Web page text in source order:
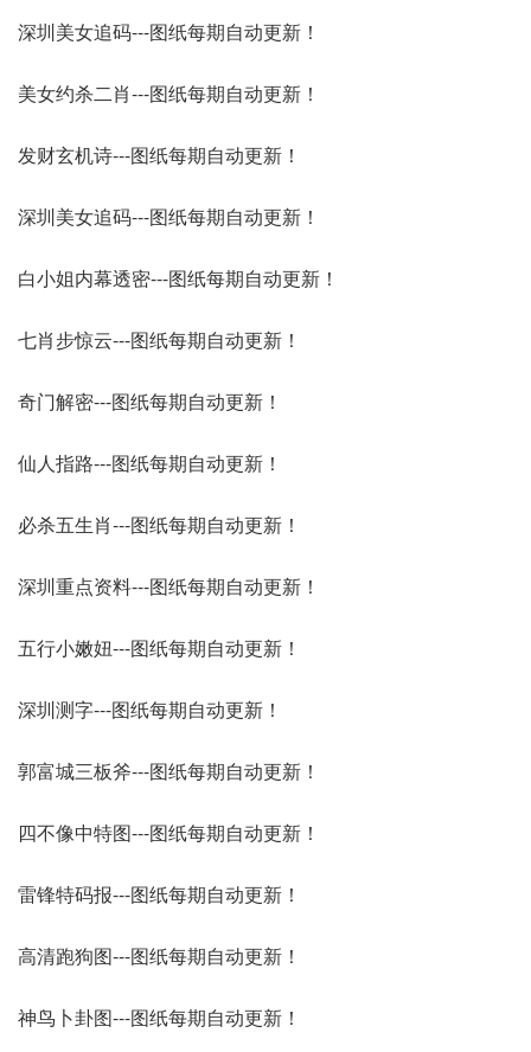
深圳美女追码---图纸每期自动更新！
美女约杀二肖---图纸每期自动更新！
发财玄机诗---图纸每期自动更新！
深圳美女追码---图纸每期自动更新！
白小姐内幕透密---图纸每期自动更新！
七肖步惊云---图纸每期自动更新！
奇门解密---图纸每期自动更新！
仙人指路---图纸每期自动更新！
必杀五生肖---图纸每期自动更新！
深圳重点资料---图纸每期自动更新！
五行小嫩妞---图纸每期自动更新！
深圳测字---图纸每期自动更新！
郭富城三板斧---图纸每期自动更新！
四不像中特图---图纸每期自动更新！
雷锋特码报---图纸每期自动更新！
高清跑狗图---图纸每期自动更新！
神鸟卜卦图---图纸每期自动更新！